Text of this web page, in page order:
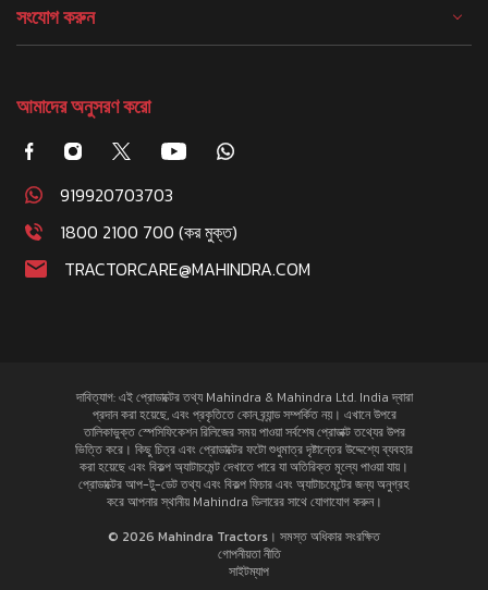
সংযোগ করুন
আমাদের অনুসরণ করো
919920703703
1800 2100 700 (কর মুক্ত)
TRACTORCARE@MAHINDRA.COM
দাবিত্যাগ: এই প্রোডাক্টের তথ্য Mahindra & Mahindra Ltd. India দ্বারা
প্রদান করা হয়েছে, এবং প্রকৃতিতে কোন ব্র্যান্ড সম্পর্কিত নয়। এখানে উপরে
তালিকাভুক্ত স্পেসিফিকেশন রিলিজের সময় পাওয়া সর্বশেষ প্রোডাক্ট তথ্যের উপর
ভিত্তি করে। কিছু চিত্র এবং প্রোডাক্টের ফটো শুধুমাত্র দৃষ্টান্তের উদ্দেশ্যে ব্যবহার
করা হয়েছে এবং বিকল্প অ্যাটাচমেন্ট দেখাতে পারে যা অতিরিক্ত মূল্যে পাওয়া যায়।
প্রোডাক্টের আপ-টু-ডেট তথ্য এবং বিকল্প ফিচার এবং অ্যাটাচমেন্টের জন্য অনুগ্রহ
করে আপনার স্থানীয় Mahindra ডিলারের সাথে যোগাযোগ করুন।
© 2026 Mahindra Tractors। সমস্ত অধিকার সংরক্ষিত
গোপনীয়তা নীতি
সাইটম্যাপ